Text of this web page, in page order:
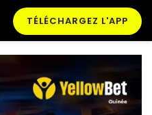
TÉLÉCHARGEZ L'APP